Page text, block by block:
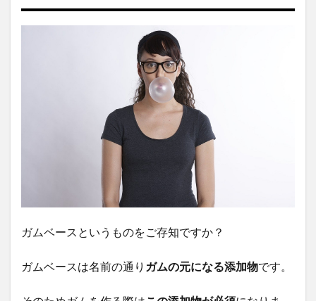
ガムベースというものをご存知ですか？
ガムベースは名前の通り ガムの元になる添加物です。